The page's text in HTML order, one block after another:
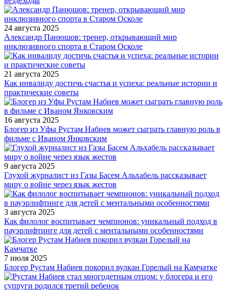
24 августа 2025
Александр Панюшов: тренер, открывающий мир
инклюзивного спорта в Старом Осколе
21 августа 2025
Как инвалиду достичь счастья и успеха: реальные истории и
практические советы
16 августа 2025
Блогер из Уфы Рустам Набиев может сыграть главную роль в
фильме с Иваном Янковским
9 августа 2025
Глухой журналист из Газы Басем Альхабель рассказывает
миру о войне через язык жестов
3 августа 2025
Как филолог воспитывает чемпионов: уникальный подход в
пауэрлифтинге для детей с ментальными особенностями
7 июля 2025
Блогер Рустам Набиев покорил вулкан Горелый на Камчатке